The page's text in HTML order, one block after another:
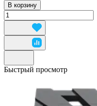
В корзину
Быстрый просмотр